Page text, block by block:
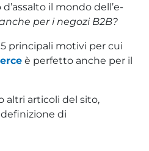
d’assalto il mondo dell’e-
per i negozi B2B?
principali motivi per cui
è perfetto anche per il
altri articoli del sito,
di